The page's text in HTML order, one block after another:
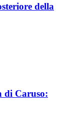
della
di Caruso: